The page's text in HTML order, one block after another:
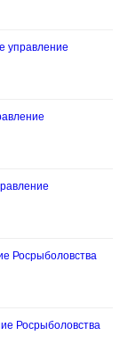
управление
Росрыболовства
Росрыболовства